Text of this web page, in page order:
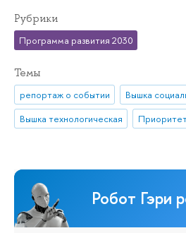
Рубрики
Программа развития 2030
Темы
репортаж о событии
Вышка
Вышка технологическая
Робот Гэри